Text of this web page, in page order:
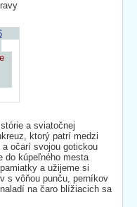
a sviatočnej
ktorý patrí medzi
očarí svojou gotickou
do kúpeľného mesta
a užijeme si
s vôňou punču, perníkov
na čaro blížiacich sa